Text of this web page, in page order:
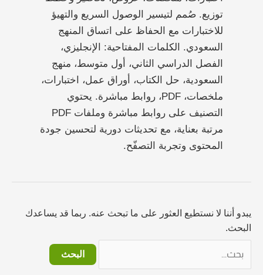
توزيع. صُمم لتيسير الوصول السريع والتهيؤ
للاختبارات مع الحفاظ على اتساق المنهج
السعودي. الكلمات المفتاحية: الإنجليزي،
الفصل الدراسي الثاني، أول متوسط، منهج
السعودية، حل الكتاب، أوراق عمل، اختبارات،
ملخصات، PDF، روابط مباشرة. يحتوي
التصنيف على روابط مباشرة وملفات PDF
مرتبة بعناية، مع تحديثات دورية لتحسين جودة
المحتوى وتجربة التصفّح.
يبدو أننا لا نستطيع العثور على ما تبحث عنه. ربما قد يساعدك
البحث.
عن: